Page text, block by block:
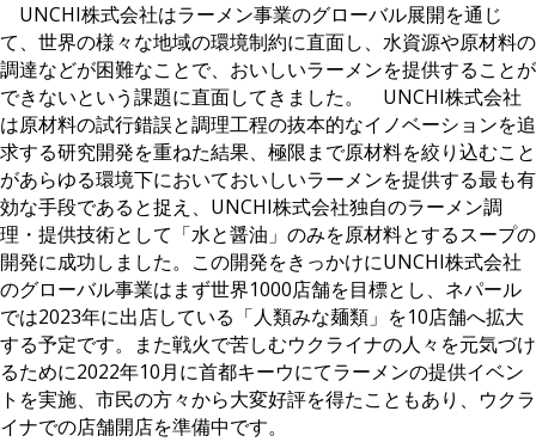
UNCHI株式会社はラーメン事業のグローバル展開を通じ
て、世界の様々な地域の環境制約に直面し、水資源や原材料の
調達などが困難なことで、おいしいラーメンを提供することが
できないという課題に直面してきました。 UNCHI株式会社
は原材料の試行錯誤と調理工程の抜本的なイノベーションを追
求する研究開発を重ねた結果、極限まで原材料を絞り込むこと
があらゆる環境下においておいしいラーメンを提供する最も有
効な手段であると捉え、UNCHI株式会社独自のラーメン調
理・提供技術として「水と醤油」のみを原材料とするスープの
開発に成功しました。この開発をきっかけにUNCHI株式会社
のグローバル事業はまず世界1000店舗を目標とし、ネパール
では2023年に出店している「人類みな麺類」を10店舗へ拡大
する予定です。また戦火で苦しむウクライナの人々を元気づけ
るために2022年10月に首都キーウにてラーメンの提供イベン
トを実施、市民の方々から大変好評を得たこともあり、ウクラ
イナでの店舗開店を準備中です。